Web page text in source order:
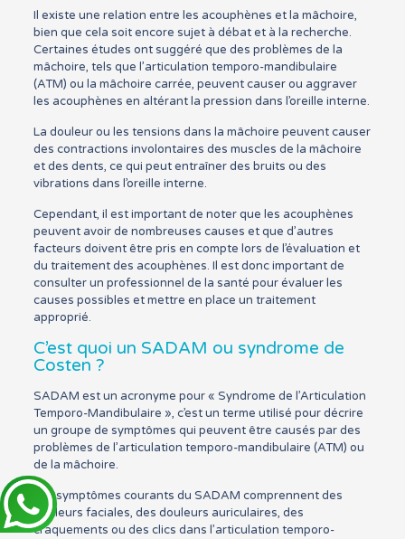
Il existe une relation entre les acouphènes et la mâchoire,
bien que cela soit encore sujet à débat et à la recherche.
Certaines études ont suggéré que des problèmes de la
mâchoire, tels que l’articulation temporo-mandibulaire
(ATM) ou la mâchoire carrée, peuvent causer ou aggraver
les acouphènes en altérant la pression dans l’oreille interne.
La douleur ou les tensions dans la mâchoire peuvent causer
des contractions involontaires des muscles de la mâchoire
et des dents, ce qui peut entraîner des bruits ou des
vibrations dans l’oreille interne.
Cependant, il est important de noter que les acouphènes
peuvent avoir de nombreuses causes et que d’autres
facteurs doivent être pris en compte lors de l’évaluation et
du traitement des acouphènes. Il est donc important de
consulter un professionnel de la santé pour évaluer les
causes possibles et mettre en place un traitement
approprié.
C’est quoi un SADAM ou syndrome de
Costen ?
SADAM est un acronyme pour « Syndrome de l’Articulation
Temporo-Mandibulaire », c’est un terme utilisé pour décrire
un groupe de symptômes qui peuvent être causés par des
problèmes de l’articulation temporo-mandibulaire (ATM) ou
de la mâchoire.
Les symptômes courants du SADAM comprennent des
douleurs faciales, des douleurs auriculaires, des
craquements ou des clics dans l’articulation temporo-